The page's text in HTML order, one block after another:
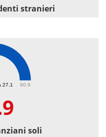
stranieri
27.1 90.9
soli